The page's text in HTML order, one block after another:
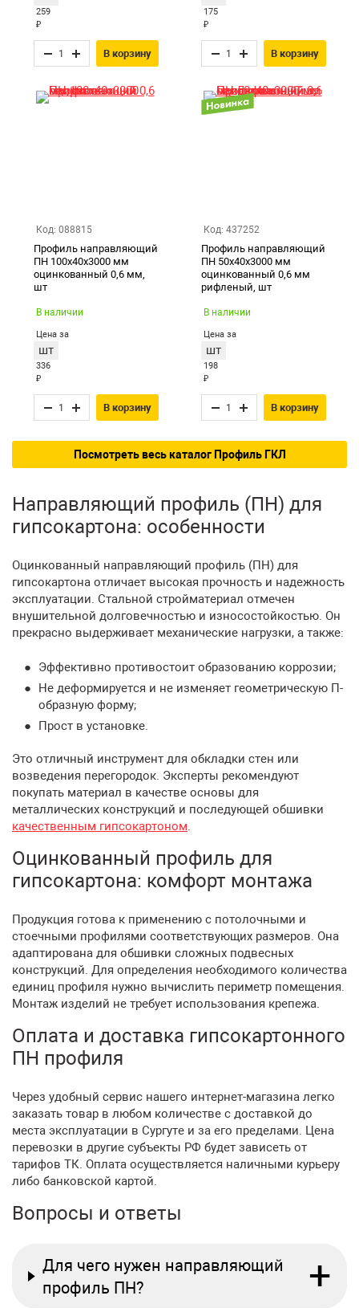
259
₽
В корзину
175
₽
В корзину
Код: 088815
Профиль направляющий
ПН 100х40х3000 мм
оцинкованный 0,6 мм,
шт
В наличии
Цена за
шт
336
₽
В корзину
Код: 437252
Профиль направляющий
ПН 50х40х3000 мм
оцинкованный 0,6 мм
рифленый, шт
В наличии
Цена за
шт
198
₽
В корзину
Посмотреть весь каталог Профиль ГКЛ
Направляющий профиль (ПН) для
гипсокартона: особенности
Оцинкованный направляющий профиль (ПН) для
гипсокартона отличает высокая прочность и надежность
эксплуатации. Стальной стройматериал отмечен
внушительной долговечностью и износостойкостью. Он
прекрасно выдерживает механические нагрузки, а также:
Эффективно противостоит образованию коррозии;
Не деформируется и не изменяет геометрическую П-
образную форму;
Прост в установке.
Это отличный инструмент для обкладки стен или
возведения перегородок. Эксперты рекомендуют
покупать материал в качестве основы для
металлических конструкций и последующей обшивки
качественным гипсокартоном.
Оцинкованный профиль для
гипсокартона: комфорт монтажа
Продукция готова к применению с потолочными и
стоечными профилями соответствующих размеров. Она
адаптирована для обшивки сложных подвесных
конструкций. Для определения необходимого количества
единиц профиля нужно вычислить периметр помещения.
Монтаж изделий не требует использования крепежа.
Оплата и доставка гипсокартонного
ПН профиля
Через удобный сервис нашего интернет-магазина легко
заказать товар в любом количестве с доставкой до
места эксплуатации в Сургуте и за его пределами. Цена
перевозки в другие субъекты РФ будет зависеть от
тарифов ТК. Оплата осуществляется наличными курьеру
либо банковской картой.
Вопросы и ответы
Для чего нужен направляющий
профиль ПН?
+